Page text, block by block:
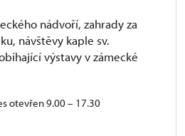
nádvoří, zahrady za
návštěvy kaple sv.
výstavy v zámecké
otevřen 9.00 – 17.30